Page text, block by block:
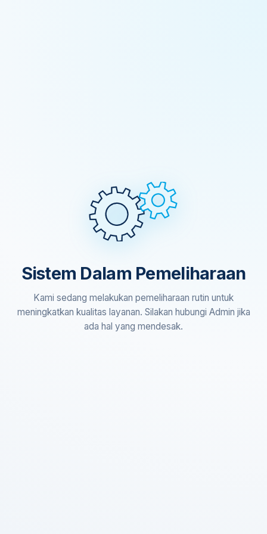
Sistem Dalam Pemeliharaan
Kami sedang melakukan pemeliharaan rutin untuk
meningkatkan kualitas layanan. Silakan hubungi Admin jika
ada hal yang mendesak.